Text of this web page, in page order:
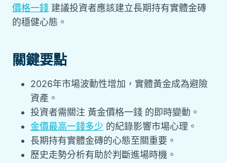
價格一錢 建議投資者應該建立長期持有實體金磚
的穩健心態。
關鍵要點
2026年市場波動性增加，實體黃金成為避險
資產。
投資者需關注 黃金價格一錢 的即時變動。
金價最高一錢多少 的紀錄影響市場心理。
長期持有實體金磚的心態至關重要。
歷史走勢分析有助於判斷進場時機。